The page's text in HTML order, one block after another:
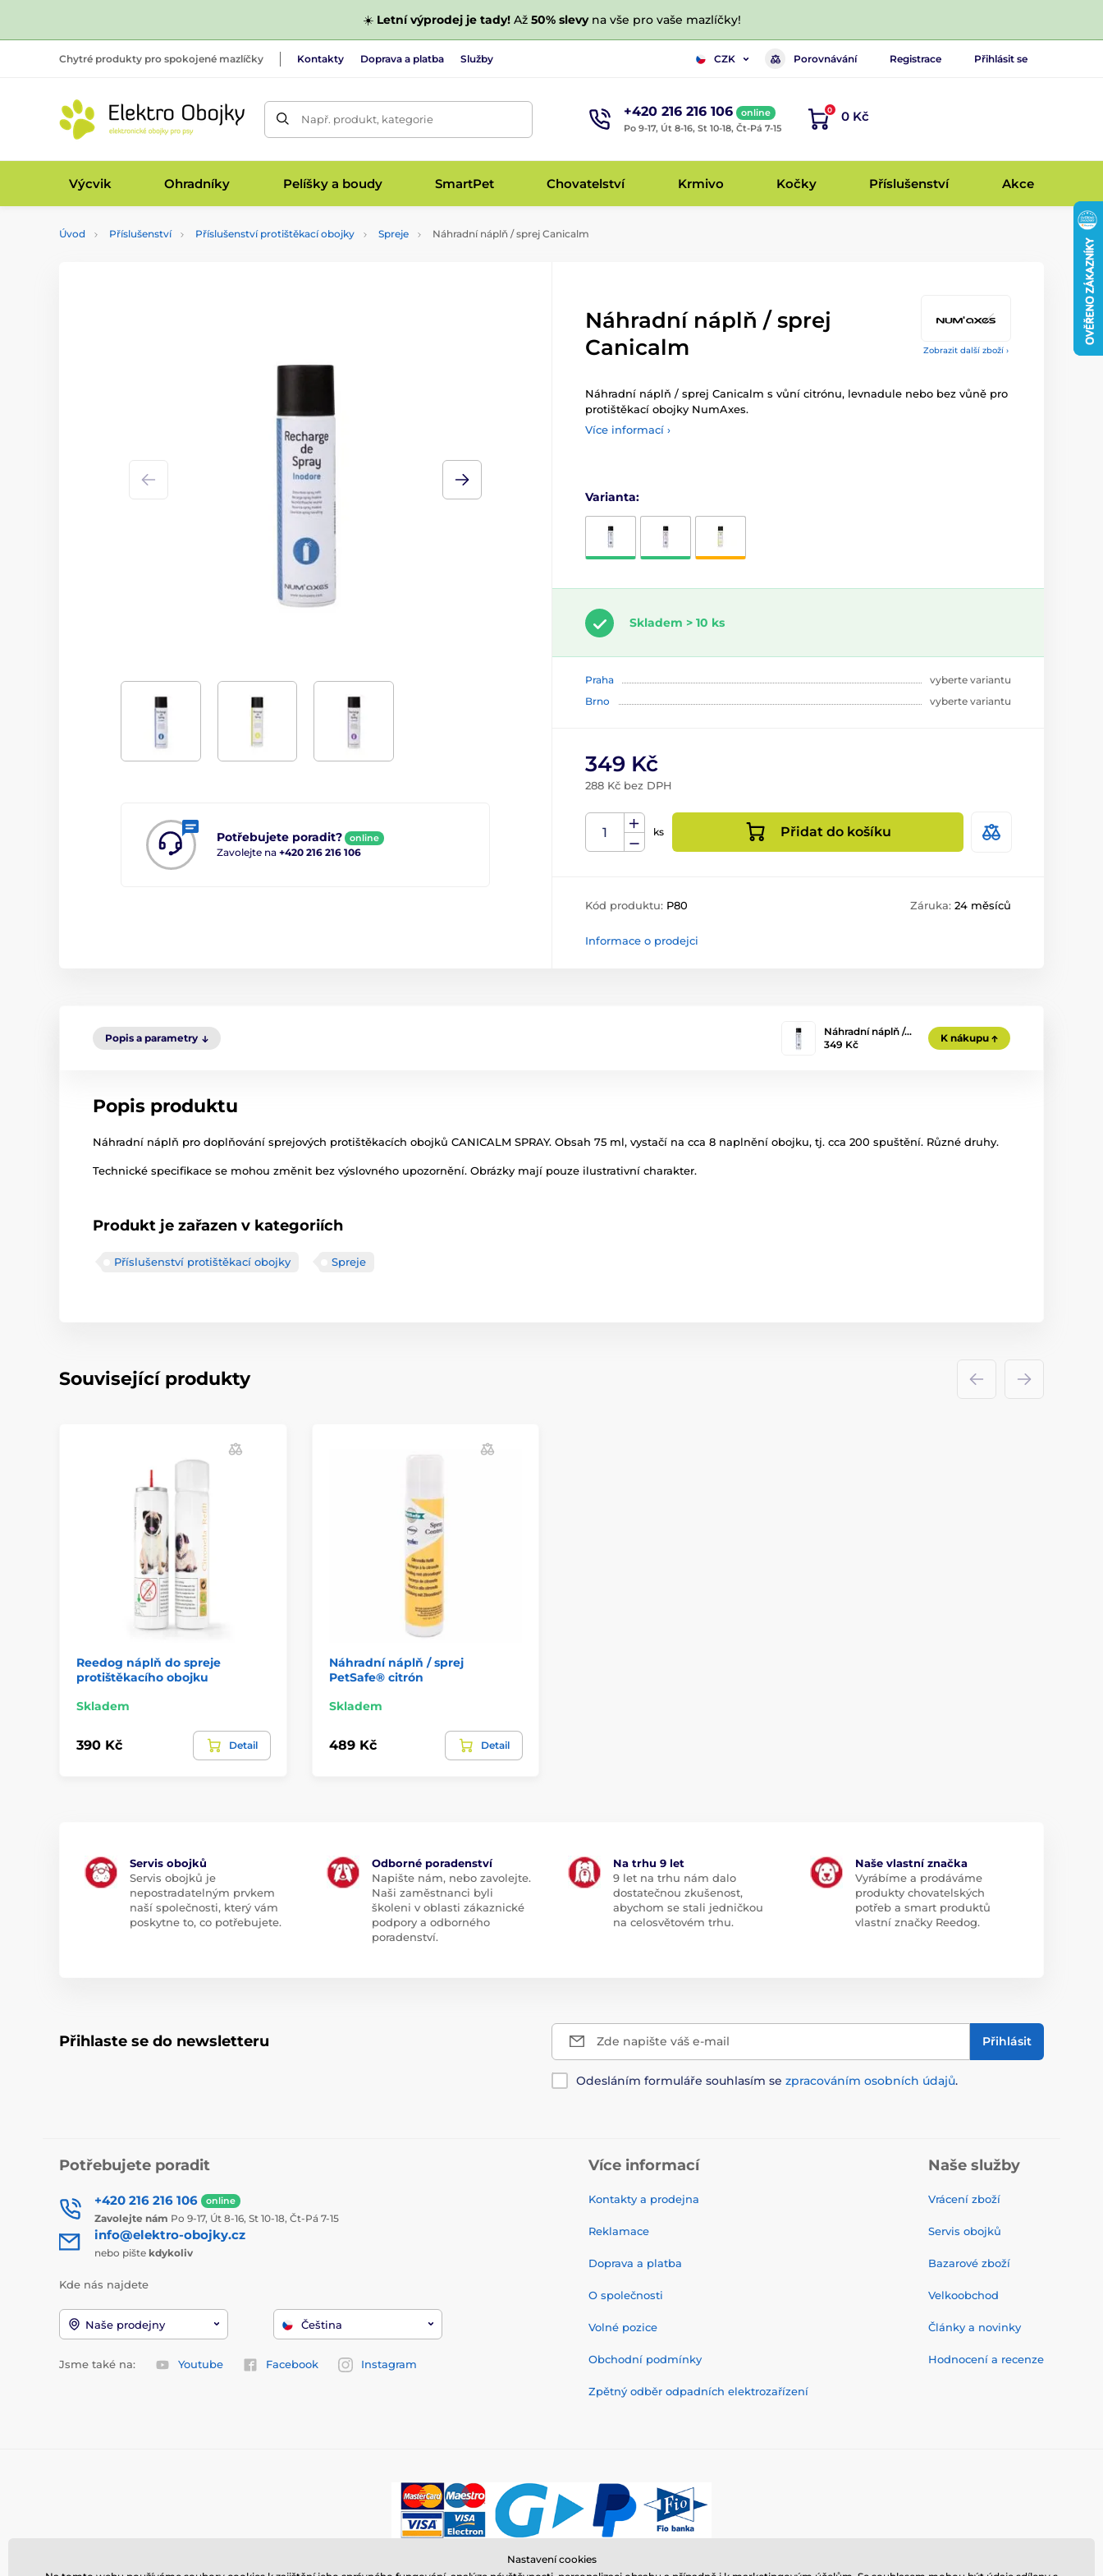
☀️ Letní výprodej je tady!Až 50% slevyna vše pro vaše mazlíčky!
Chytré produkty pro spokojené mazlíčky Kontakty Doprava a platba Služby CZK Porovnávání Registrace Přihlásit se
Např. produkt, kategorie +420 216 216 106
online
Po 9-17, Út 8-16, St 10-18, Čt-Pá 7-15
0 0 Kč
Výcvik Ohradníky Pelíšky a boudy SmartPet Chovatelství Krmivo Kočky Příslušenství Akce
Úvod Příslušenství Příslušenství protištěkací obojky Spreje Náhradní náplň / sprej Canicalm
Zobrazit další zboží ›
Potřebujete poradit? online
Zavolejte na +420 216 216 106
Náhradní náplň / sprej
Canicalm
Náhradní náplň / sprej Canicalm s vůní citrónu, levnadule nebo bez vůně pro
protištěkací obojky NumAxes.
Více informací ›
Varianta:
Skladem > 10 ks
Praha
vyberte variantu
Brno
vyberte variantu
349 Kč
288 Kč bez DPH
ks Přidat do košíku
Kód produktu: P80 Záruka: 24 měsíců
Informace o prodejci
Popis a parametry
Náhradní náplň /…
349 Kč
K nákupu
Popis produktu
Náhradní náplň pro doplňování sprejových protištěkacích obojků CANICALM SPRAY. Obsah 75 ml, vystačí na cca 8 naplnění obojku, tj. cca 200 spuštění. Různé druhy.
Technické specifikace se mohou změnit bez výslovného upozornění. Obrázky mají pouze ilustrativní charakter.
Produkt je zařazen v kategoriích
Příslušenství protištěkací obojky Spreje
Související produkty
Reedog náplň do spreje
protištěkacího obojku
Skladem
390 Kč Detail
Náhradní náplň / sprej
PetSafe® citrón
Skladem
489 Kč Detail
Servis obojků
Servis obojků je
nepostradatelným prvkem
naší společnosti, který vám
poskytne to, co potřebujete.
Odborné poradenství
Napište nám, nebo zavolejte.
Naši zaměstnanci byli
školeni v oblasti zákaznické
podpory a odborného
poradenství.
Na trhu 9 let
9 let na trhu nám dalo
dostatečnou zkušenost,
abychom se stali jedničkou
na celosvětovém trhu.
Naše vlastní značka
Vyrábíme a prodáváme
produkty chovatelských
potřeb a smart produktů
vlastní značky Reedog.
Přihlaste se do newsletteru Zde napište váš e-mail Přihlásit
Odesláním formuláře souhlasím se zpracováním osobních údajů.
Potřebujete poradit
+420 216 216 106 online
Zavolejte nám Po 9-17, Út 8-16, St 10-18, Čt-Pá 7-15
info@elektro-obojky.cz
nebo pište kdykoliv
Kde nás najdete
Naše prodejny Čeština
Jsme také na: Youtube Facebook Instagram
Více informací
Kontakty a prodejna
Reklamace
Doprava a platba
O společnosti
Volné pozice
Obchodní podmínky
Zpětný odběr odpadních elektrozařízení
Naše služby
Vrácení zboží
Servis obojků
Bazarové zboží
Velkoobchod
Články a novinky
Hodnocení a recenze
© 2026 www.elektro-obojky.cz ⦁ E-shop vytvořila
Nastavení cookies